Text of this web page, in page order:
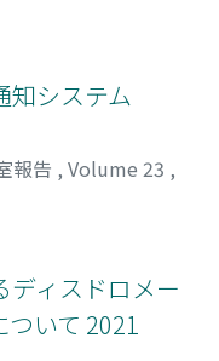
知システム
報告 , Volume 23 ,
ディスドロメー
いて 2021